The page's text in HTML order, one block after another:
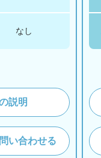
なし
説明
い合わせる